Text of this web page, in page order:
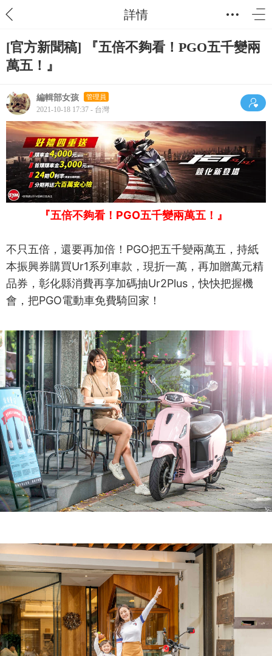
詳情
[官方新聞稿] 『五倍不夠看！PGO五千變兩
萬五！』
編輯部女孩 管理員
2021-10-18 17:37 - 台灣
『五倍不夠看！PGO五千變兩萬五！』
不只五倍，還要再加倍！PGO把五千變兩萬五，持紙
本振興券購買Ur1系列車款，現折一萬，再加贈萬元精
品券，彰化縣消費再享加碼抽Ur2Plus，快快把握機
會，把PGO電動車免費騎回家！